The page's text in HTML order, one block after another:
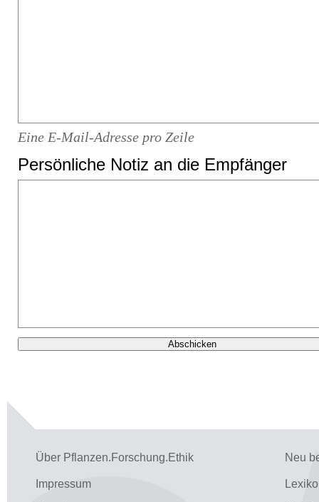
Eine E-Mail-Adresse pro Zeile
Persönliche Notiz an die Empfänger
Über Pflanzen.Forschung.Ethik
Impressum
Neu